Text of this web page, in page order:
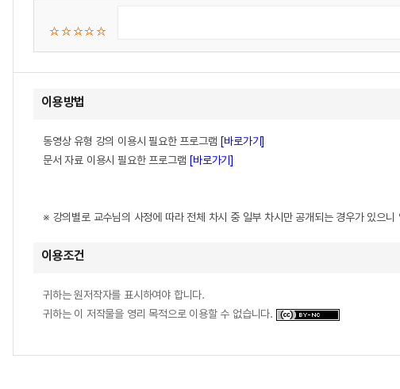
이용방법
동영상 유형 강의 이용시 필요한 프로그램 [바로가기]
문서 자료 이용시 필요한 프로그램 [바로가기]
※ 강의별로 교수님의 사정에 따라 전체 차시 중 일부 차시만 공개되는 경우가 있으니
이용조건
귀하는 원저작자를 표시하여야 합니다.
귀하는 이 저작물을 영리 목적으로 이용할 수 없습니다.